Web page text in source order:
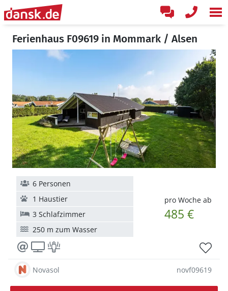
Ferienhaus F09619 in Mommark / Alsen
pro Woche ab
485 €
6 Personen
1 Haustier
3 Schlafzimmer
250 m zum Wasser
Novasol novf09619